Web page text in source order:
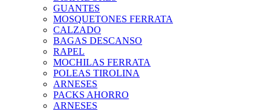
GUANTES
MOSQUETONES FERRATA
CALZADO
BAGAS DESCANSO
RAPEL
MOCHILAS FERRATA
POLEAS TIROLINA
ARNESES
PACKS AHORRO
ARNESES